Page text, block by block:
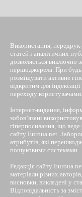
Використання, передрук
статей і аналітичних
дозволяється виключно
першоджерела. При
розміщувати активне
відкритим для
переходу користувачами.
Інтернет-видання,
зобов’язані
гіперпосилання, що
сайту Euroua.net.
атрибутів, які
пошуковими системами.
Редакція сайту
матеріали різних
висновки, викладені у
Відповідальність за